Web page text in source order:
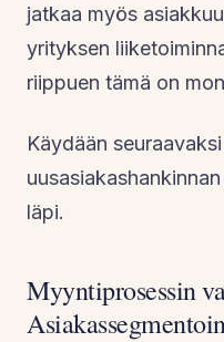
jatkaa myös
yrityksen
riippuen tämä on
Käydään
läpi.
Myyntiprosessin